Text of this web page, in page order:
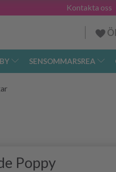
Kontakta oss
SENSOMMARSREA
Poppy